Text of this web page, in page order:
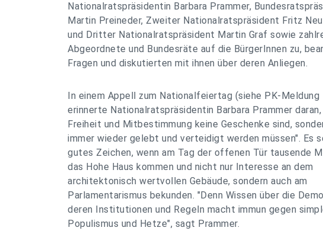
Nationalratspräsidentin Barbara Prammer,
Martin Preineder, Zweiter Nationalratspräsident Fritz
und Dritter Nationalratspräsident Martin Graf sowie
Abgeordnete und Bundesräte auf die BürgerInnen zu,
Fragen und diskutierten mit ihnen über deren Anliegen.
In einem Appell zum Nationalfeiertag (siehe PK-Meldung
erinnerte Nationalratspräsidentin Barbara Prammer daran,
Freiheit und Mitbestimmung keine Geschenke sind,
immer wieder gelebt und verteidigt werden müssen". Es
gutes Zeichen, wenn am Tag der offenen Tür tausende
das Hohe Haus kommen und nicht nur Interesse an dem
architektonisch wertvollen Gebäude, sondern auch am
Parlamentarismus bekunden. "Denn Wissen über die
deren Institutionen und Regeln macht immun gegen
Populismus und Hetze", sagt Prammer.